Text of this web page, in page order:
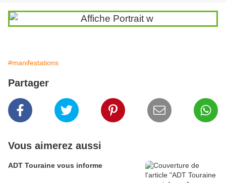
#manifestations
Partager
Vous aimerez aussi
ADT Touraine vous informe